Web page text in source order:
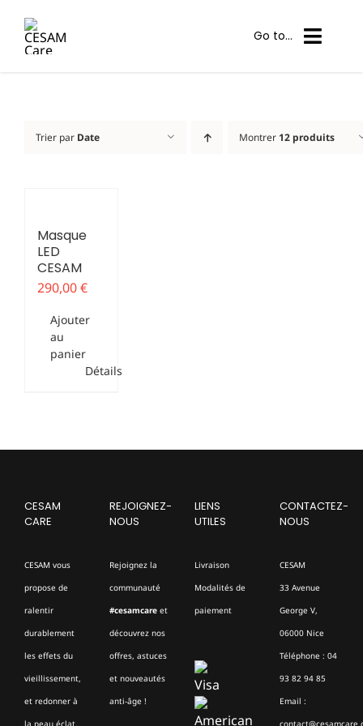
contenu
Go to...
Centres partenaires
Trier par Date Montrer 12 produits
Masque
LED
CESAM
290,00€
Ajouter
au
panier
Détails
CESAM
CARE
CESAM vous
propose de
ralentir
durablement
les effets du
vieillissement,
et redonner à
la peau éclat,
REJOIGNEZ-
NOUS
Rejoignez la
communauté
#cesamcare et
découvrez nos
offres, astuces
et nouveautés
anti-âge !
LIENS
UTILES
Livraison
Modalités de
paiement
CONTACTEZ-
NOUS
CESAM
33 Avenue
George V,
06000 Nice
Téléphone : 04
93 82 94 85
Email :